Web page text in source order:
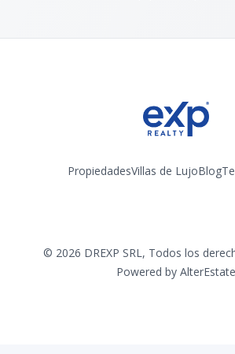
PropiedadesVillas de LujoBlog
© 2026 DREXP SRL, Todos los
Powered by AlterEstate